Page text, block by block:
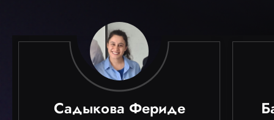
Садыкова Фериде